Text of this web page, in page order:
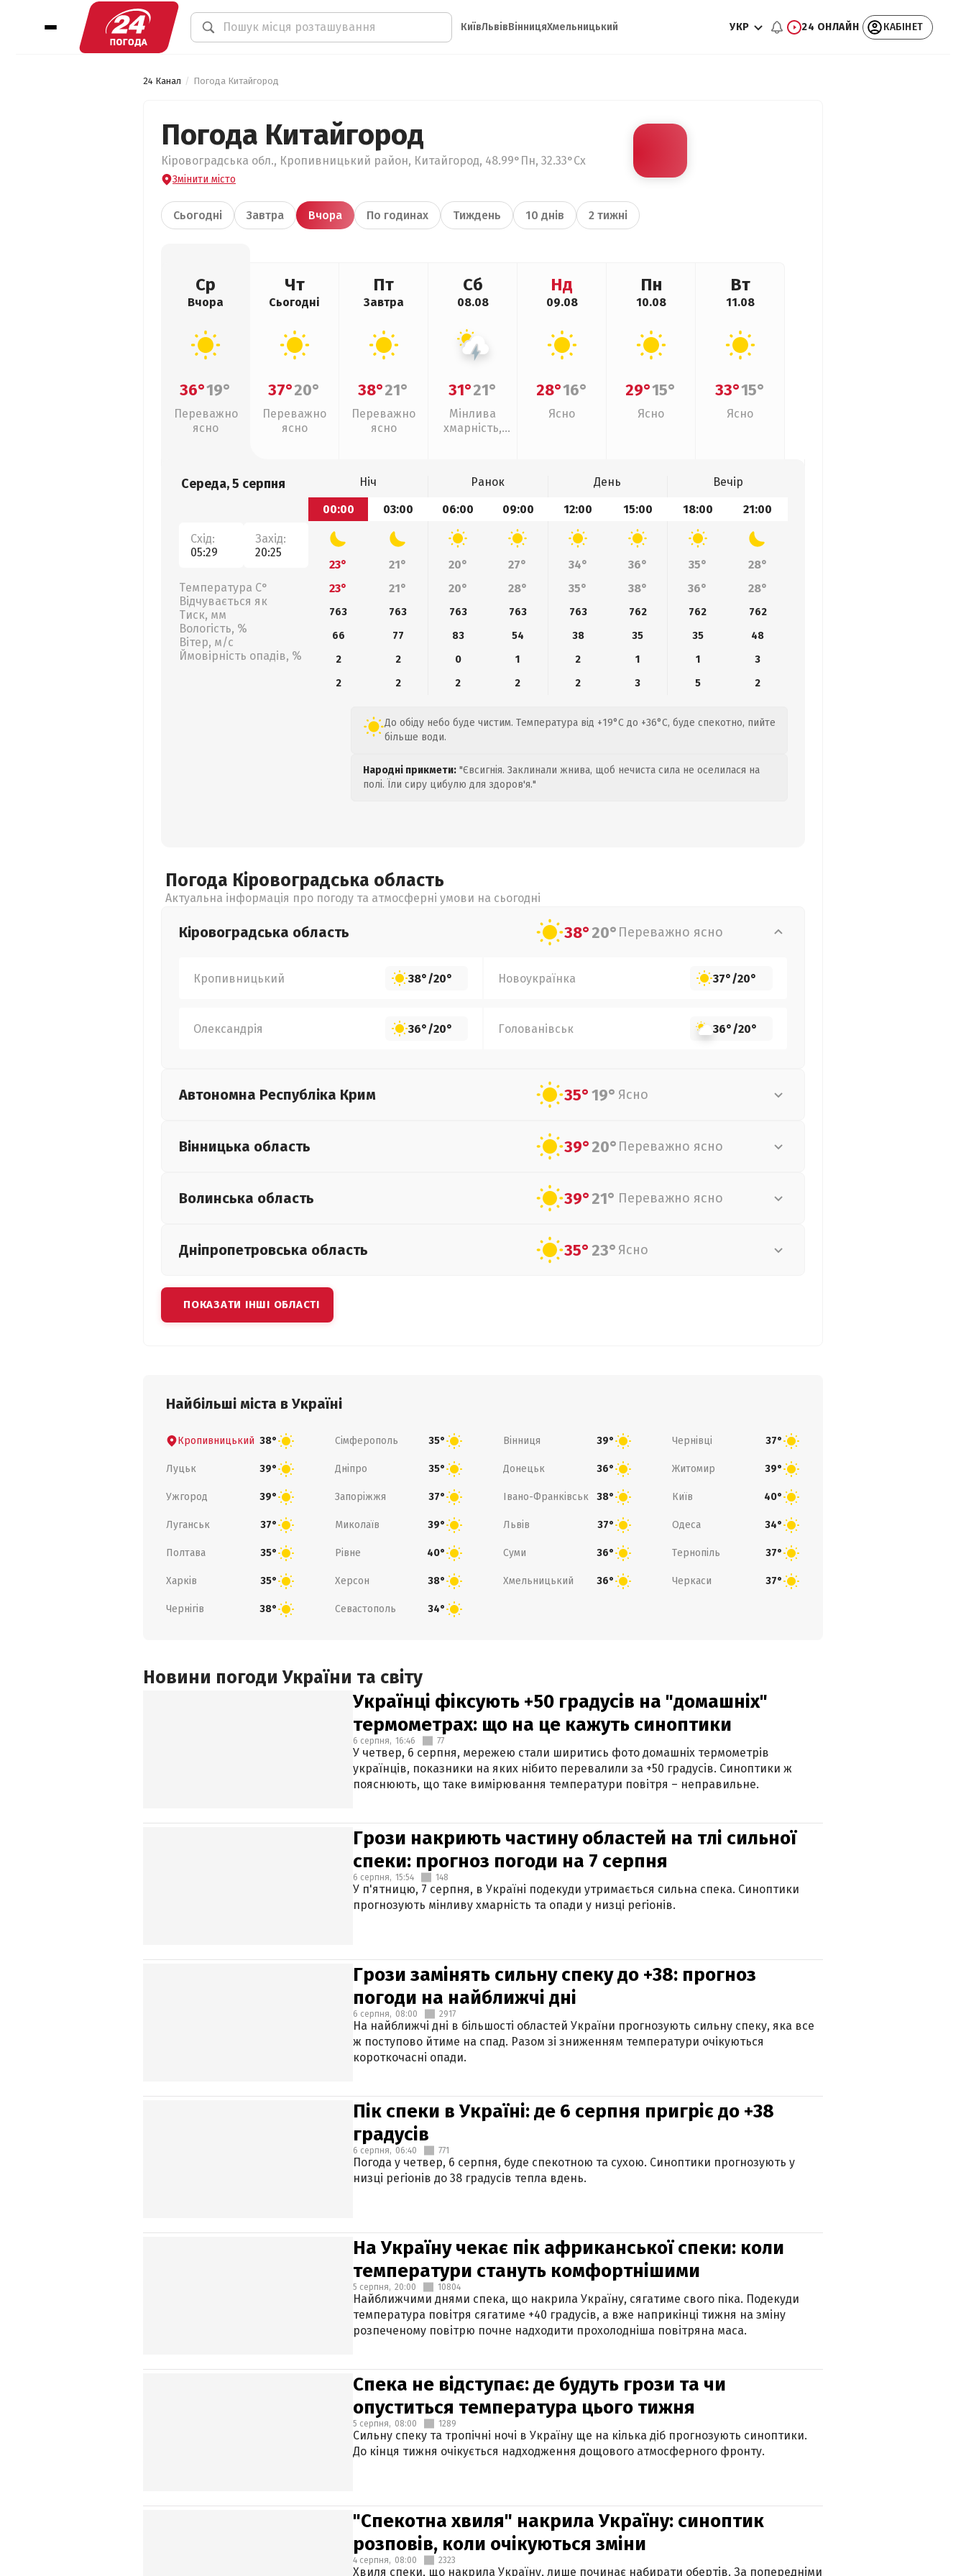
КиївЛьвівВінницяХмельницький УКР 24 ОНЛАЙН КАБІНЕТ
24 Канал Погода Китайгород
Погода Китайгород
Кіровоградська обл., Кропивницький район, Китайгород, 48.99°Пн, 32.33°Сх
Змінити місто
Сьогодні Завтра Вчора По годинах Тиждень 10 днів 2 тижні
Ср
Вчора
36°19°
Переважно
ясно
Чт
Сьогодні
37°20°
Переважно
ясно
Пт
Завтра
38°21°
Переважно
ясно
Сб
08.08
31°21°
Мінлива
хмарність,
Нд
09.08
28°16°
Ясно
Пн
10.08
29°15°
Ясно
Вт
11.08
33°15°
Ясно
Середа, 5 серпня
Схід:
05:29
Захід:
20:25
Температура С°
Відчувається як
Тиск, мм
Вологість, %
Вітер, м/с
Ймовірність опадів, %
Ніч Ранок День
Вечір
00:00
03:00 06:00 09:00 12:00 15:00 18:00 21:00
23° 21° 20° 27° 34° 36° 35°
28°
23°
21° 20° 28° 35° 38° 36° 28°
763 763 763 763 763 762 762
762
66
77 83 54 38 35 35
48
2
2 0 1 2 1 1
3
2
2 2 2 2 3 5 2
До обіду небо буде чистим. Температура від +19°C до +36°C, буде спекотно, пийте
більше води.
Народні прикмети: "Євсигнія. Заклинали жнива, щоб нечиста сила не оселилася на
полі. Їли сиру цибулю для здоров'я."
Погода Кіровоградська область
Актуальна інформація про погоду та атмосферні умови на сьогодні
Кіровоградська область 38°20° Переважно ясно
Кропивницький 38°/20° Новоукраїнка 37°/20°
Олександрія 36°/20° Голованівськ 36°/20°
Автономна Республіка Крим 35°19° Ясно
Вінницька область 39°20° Переважно ясно
Волинська область 39°21° Переважно ясно
Дніпропетровська область 35°23° Ясно
ПОКАЗАТИ ІНШІ ОБЛАСТІ
Найбільші міста в Україні
Кропивницький 38° Сімферополь 35° Вінниця 39° Чернівці 37°
Луцьк 39° Дніпро 35° Донецьк 36° Житомир 39°
Ужгород 39° Запоріжжя 37° Івано-Франківськ 38° Київ 40°
Луганськ 37° Миколаїв 39° Львів 37° Одеса 34°
Полтава 35° Рівне 40° Суми 36° Тернопіль 37°
Харків 35° Херсон 38° Хмельницький 36° Черкаси 37°
Чернігів 38° Севастополь 34°
Новини погоди України та світу
Українці фіксують +50 градусів на "домашніх"
термометрах: що на це кажуть синоптики
6 серпня, 16:46 77
У четвер, 6 серпня, мережею стали ширитись фото домашніх термометрів
українців, показники на яких нібито перевалили за +50 градусів. Синоптики ж
пояснюють, що таке вимірювання температури повітря – неправильне.
Грози накриють частину областей на тлі сильної
спеки: прогноз погоди на 7 серпня
6 серпня, 15:54 148
У п'ятницю, 7 серпня, в Україні подекуди утримається сильна спека. Синоптики
прогнозують мінливу хмарність та опади у низці регіонів.
Грози замінять сильну спеку до +38: прогноз
погоди на найближчі дні
6 серпня, 08:00 2917
На найближчі дні в більшості областей України прогнозують сильну спеку, яка все
ж поступово йтиме на спад. Разом зі зниженням температури очікуються
короткочасні опади.
Пік спеки в Україні: де 6 серпня пригріє до +38
градусів
6 серпня, 06:40 771
Погода у четвер, 6 серпня, буде спекотною та сухою. Синоптики прогнозують у
низці регіонів до 38 градусів тепла вдень.
На Україну чекає пік африканської спеки: коли
температури стануть комфортнішими
5 серпня, 20:00 10804
Найближчими днями спека, що накрила Україну, сягатиме свого піка. Подекуди
температура повітря сягатиме +40 градусів, а вже наприкінці тижня на зміну
розпеченому повітрю почне надходити прохолодніша повітряна маса.
Спека не відступає: де будуть грози та чи
опуститься температура цього тижня
5 серпня, 08:00 1289
Сильну спеку та тропічні ночі в Україну ще на кілька діб прогнозують синоптики.
До кінця тижня очікується надходження дощового атмосферного фронту.
"Спекотна хвиля" накрила Україну: синоптик
розповів, коли очікуються зміни
4 серпня, 08:00 2323
Хвиля спеки, що накрила Україну, лише починає набирати обертів. За попередніми